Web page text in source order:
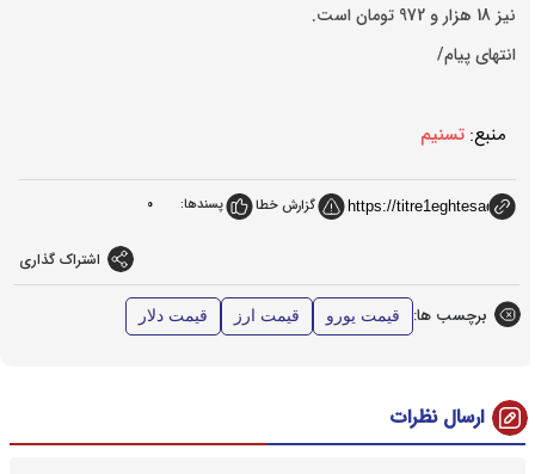
نیز 18 هزار و 972 تومان است.
انتهای پیام/
منبع: تسنیم
گزارش خطا پسندها: 0
اشتراک گذاری
برچسب ها: قیمت یورو قیمت ارز قیمت دلار
ارسال نظرات